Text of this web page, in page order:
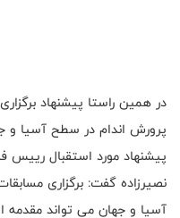
در همین راستا پیشنهاد
پرورش اندام در سطح آسیا و
پیشنهاد مورد استقبال رییس
نصیرزاده گفت: برگزاری
آسیا و جهان می تواند مقدمه